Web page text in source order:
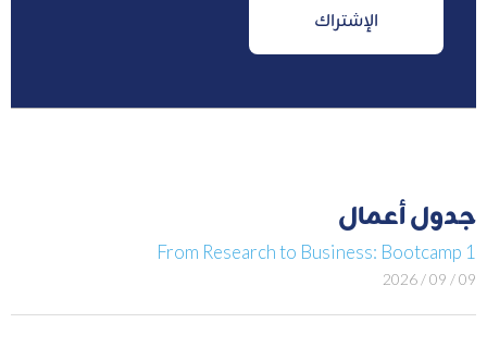
جدول أعمال
From Research to Business: Bootcamp 1
09 / 09 / 2026